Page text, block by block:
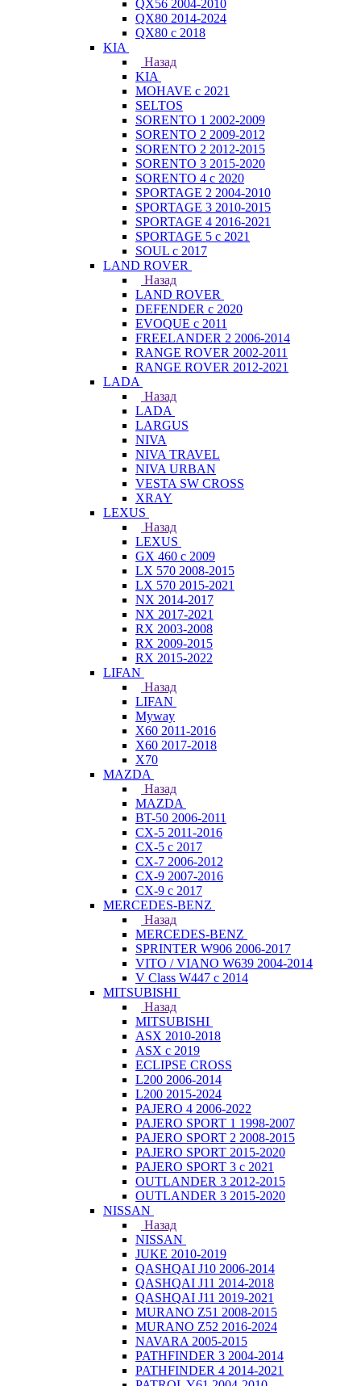
QX56 2004-2010
QX80 2014-2024
QX80 c 2018
KIA
Назад
KIA
MOHAVE с 2021
SELTOS
SORENTO 1 2002-2009
SORENTO 2 2009-2012
SORENTO 2 2012-2015
SORENTO 3 2015-2020
SORENTO 4 с 2020
SPORTAGE 2 2004-2010
SPORTAGE 3 2010-2015
SPORTAGE 4 2016-2021
SPORTAGE 5 с 2021
SOUL с 2017
LAND ROVER
Назад
LAND ROVER
DEFENDER с 2020
EVOQUE с 2011
FREELANDER 2 2006-2014
RANGE ROVER 2002-2011
RANGE ROVER 2012-2021
LADA
Назад
LADA
LARGUS
NIVA
NIVA TRAVEL
NIVA URBAN
VESTA SW CROSS
XRAY
LEXUS
Назад
LEXUS
GX 460 с 2009
LX 570 2008-2015
LX 570 2015-2021
NX 2014-2017
NX 2017-2021
RX 2003-2008
RX 2009-2015
RX 2015-2022
LIFAN
Назад
LIFAN
Myway
X60 2011-2016
X60 2017-2018
X70
MAZDA
Назад
MAZDA
BT-50 2006-2011
CX-5 2011-2016
CX-5 с 2017
CX-7 2006-2012
CX-9 2007-2016
CX-9 с 2017
MERCEDES-BENZ
Назад
MERCEDES-BENZ
SPRINTER W906 2006-2017
VITO / VIANO W639 2004-2014
V Class W447 с 2014
MITSUBISHI
Назад
MITSUBISHI
ASX 2010-2018
ASX с 2019
ECLIPSE CROSS
L200 2006-2014
L200 2015-2024
PAJERO 4 2006-2022
PAJERO SPORT 1 1998-2007
PAJERO SPORT 2 2008-2015
PAJERO SPORT 2015-2020
PAJERO SPORT 3 с 2021
OUTLANDER 3 2012-2015
OUTLANDER 3 2015-2020
NISSAN
Назад
NISSAN
JUKE 2010-2019
QASHQAI J10 2006-2014
QASHQAI J11 2014-2018
QASHQAI J11 2019-2021
MURANO Z51 2008-2015
MURANO Z52 2016-2024
NAVARA 2005-2015
PATHFINDER 3 2004-2014
PATHFINDER 4 2014-2021